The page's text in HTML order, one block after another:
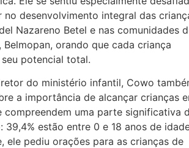
no desenvolvimento integral das
Nazareno Betel e nas comunidades
Belmopan, orando que cada criança
potencial total.
do ministério infantil, Cowo
a importância de alcançar crianças
compreendem uma parte significativa
39,4% estão entre 0 e 18 anos de
ele pediu orações para as crianças de